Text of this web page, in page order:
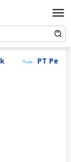
PT Pertiwi